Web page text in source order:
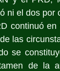
ni el dos por
continuó
las
se
de la